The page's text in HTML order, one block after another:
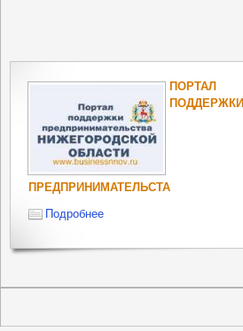
ПОРТАЛ
ПОДДЕРЖКИ
ПРЕДПРИНИМАТЕЛЬСТА
Подробнее